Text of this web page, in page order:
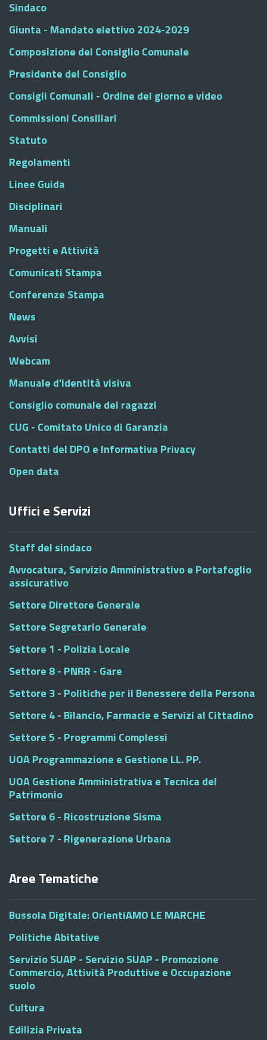
Sindaco
Giunta - Mandato elettivo 2024-2029
Composizione del Consiglio Comunale
Presidente del Consiglio
Consigli Comunali - Ordine del giorno e video
Commissioni Consiliari
Statuto
Regolamenti
Linee Guida
Disciplinari
Manuali
Progetti e Attività
Comunicati Stampa
Conferenze Stampa
News
Avvisi
Webcam
Manuale d'identità visiva
Consiglio comunale dei ragazzi
CUG - Comitato Unico di Garanzia
Contatti del DPO e Informativa Privacy
Open data
Uffici e Servizi
Staff del sindaco
Avvocatura, Servizio Amministrativo e Portafoglio
assicurativo
Settore Direttore Generale
Settore Segretario Generale
Settore 1 - Polizia Locale
Settore 8 - PNRR - Gare
Settore 3 - Politiche per il Benessere della Persona
Settore 4 - Bilancio, Farmacie e Servizi al Cittadino
Settore 5 - Programmi Complessi
UOA Programmazione e Gestione LL. PP.
UOA Gestione Amministrativa e Tecnica del
Patrimonio
Settore 6 - Ricostruzione Sisma
Settore 7 - Rigenerazione Urbana
Aree Tematiche
Bussola Digitale: OrientiAMO LE MARCHE
Politiche Abitative
Servizio SUAP - Servizio SUAP - Promozione
Commercio, Attività Produttive e Occupazione
suolo
Cultura
Edilizia Privata